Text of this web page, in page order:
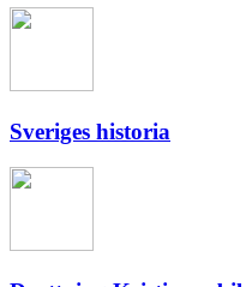
Sveriges historia